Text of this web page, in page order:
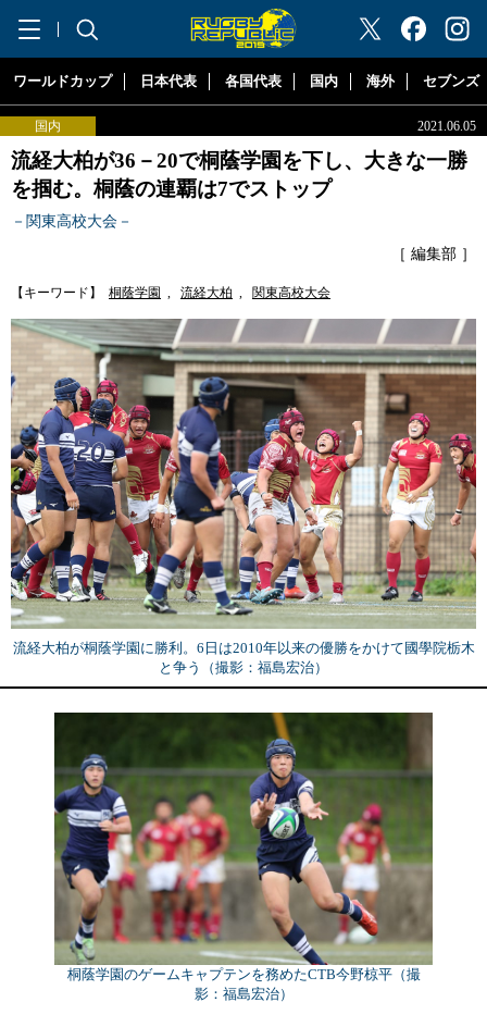
"ラグビーリパブリック"
ワールドカップ 日本代表 各国代表 国内 海外 セブンズ
国内 2021.06.05
流経大柏が36－20で桐蔭学園を下し、大きな一勝
を掴む。桐蔭の連覇は7でストップ
－関東高校大会－
［ 編集部 ］
【キーワード】 桐蔭学園 , 流経大柏 , 関東高校大会
流経大柏が桐蔭学園に勝利。6日は2010年以来の優勝をかけて國學院栃木
と争う（撮影：福島宏治）
桐蔭学園のゲームキャプテンを務めたCTB今野椋平（撮
影：福島宏治）